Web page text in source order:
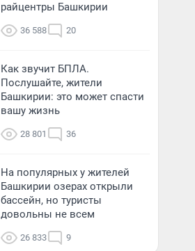
райцентры Башкирии
36 588 20
Как звучит БПЛА.
Послушайте, жители
Башкирии: это может спасти
вашу жизнь
28 801 36
На популярных у жителей
Башкирии озерах открыли
бассейн, но туристы
довольны не всем
26 833 9